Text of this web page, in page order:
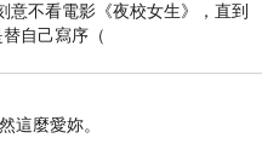
不看電影《夜校女生》，直到
自己寫序（
這麼愛妳。